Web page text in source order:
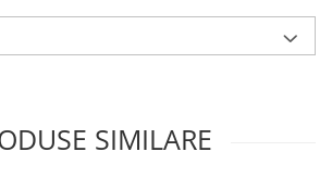
SIMILARE